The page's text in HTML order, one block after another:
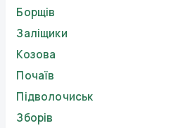
Борщів
Заліщики
Козова
Почаїв
Підволочиськ
Зборів